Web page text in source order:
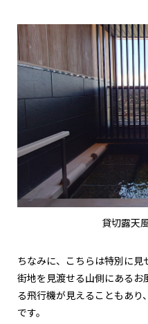
貸切露天
ちなみに、こちらは特別に見
街地を見渡せる山側にあるお
る飛行機が見えることもあり
です。